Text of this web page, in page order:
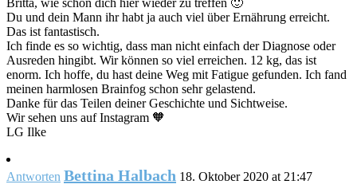
Du und dein Mann ihr habt ja auch viel über Ernährung erreicht.
Das ist fantastisch.
Ich finde es so wichtig, dass man nicht einfach der Diagnose oder
Ausreden hingibt. Wir können so viel erreichen. 12 kg, das ist
enorm. Ich hoffe, du hast deine Weg mit Fatigue gefunden. Ich fand
meinen harmlosen Brainfog schon sehr gelastend.
Danke für das Teilen deiner Geschichte und Sichtweise.
Wir sehen uns auf Instagram 🧡
LG Ilke
Antworten Bettina Halbach 18. Oktober 2020 at 21:47